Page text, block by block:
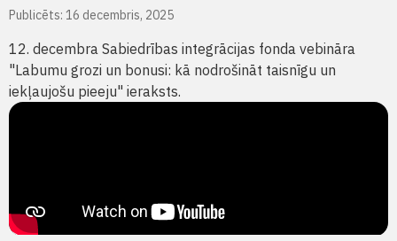
Publicēts: 16 decembris, 2025
12. decembra Sabiedrības integrācijas fonda vebināra
"Labumu grozi un bonusi: kā nodrošināt taisnīgu un
iekļaujošu pieeju" ieraksts.